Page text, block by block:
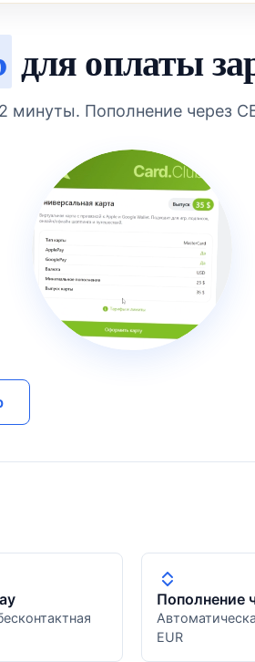
для оплаты
минуты. Пополнение через
Пополнение
EUR